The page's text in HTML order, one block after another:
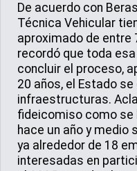
De acuerdo con
Técnica Vehicular
aproximado de entre
recordó que toda esa
concluir el proceso,
20 años, el Estado
infraestructuras.
fideicomiso como se
hace un año y medio
ya alrededor de 18
interesadas en